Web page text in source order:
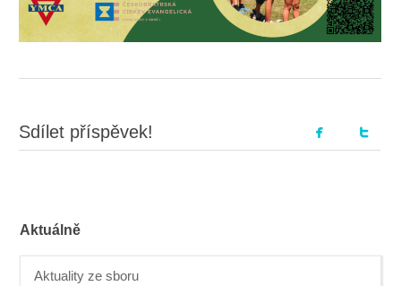
Sdílet příspěvek!
Aktuálně
Aktuality ze sboru